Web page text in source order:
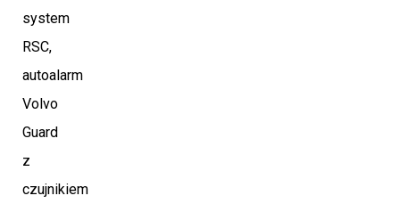
system
RSC,
autoalarm
Volvo
Guard
z
czujnikiem